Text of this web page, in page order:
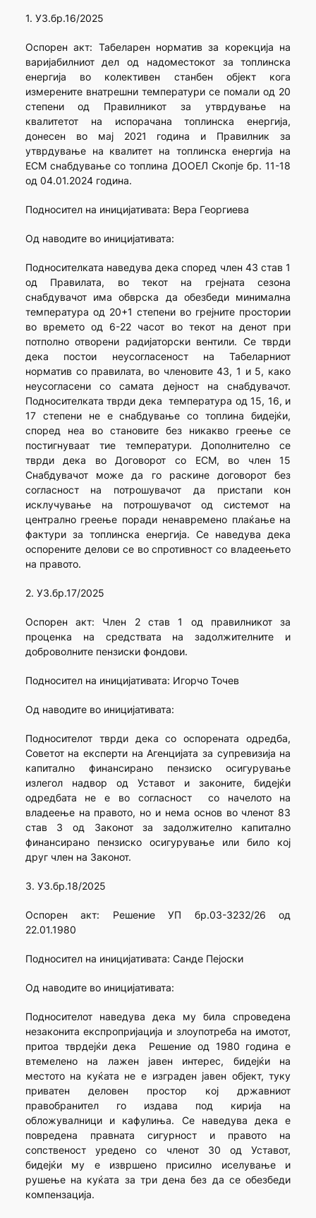
1. УЗ.бр.16/2025
Оспорен акт: Табеларен норматив за корекција на
варијабилниот дел од надоместокот за топлинска
енергија во колективен станбен објект кога
измерените внатрешни температури се помали од 20
степени од Правилникот за утврдување на
квалитетот на испорачана топлинска енергија,
донесен во мај 2021 година и Правилник за
утврдување на квалитет на топлинска енергија на
ЕСМ снабдување со топлина ДООЕЛ Скопје бр. 11-18
од 04.01.2024 година.
Подносител на иницијативата: Вера Георгиева
Од наводите во иницијативата:
Подносителката наведува дека според член 43 став 1
од Правилата, во текот на грејната сезона
снабдувачот има обврска да обезбеди минимална
температура од 20+1 степени во грејните простории
во времето од 6-22 часот во текот на денот при
потполно отворени радијаторски вентили. Се тврди
дека постои неусогласеност на Табеларниот
норматив со правилата, во членовите 43, 1 и 5, како
неусогласени со самата дејност на снабдувачот.
Подносителката тврди дека температура од 15, 16, и
17 степени не е снабдување со топлина бидејќи,
според неа во становите без никакво греење се
постигнуваат тие температури. Дополнително се
тврди дека во Договорот со ЕСМ, во член 15
Снабдувачот може да го раскине договорот без
согласност на потрошувачот да пристапи кон
исклучување на потрошувачот од системот на
централно греење поради ненавремено плаќање на
фактури за топлинска енергија. Се наведува дека
оспорените делови се во спротивност со владеењето
на правото.
2. УЗ.бр.17/2025
Оспорен акт: Член 2 став 1 од правилникот за
проценка на средствата на задолжителните и
доброволните пензиски фондови.
Подносител на иницијативата: Игорчо Точев
Од наводите во иницијативата:
Подносителот тврди дека со оспорената одредба,
Советот на експерти на Агенцијата за супревизија на
капитално финансирано пензиско осигурување
излегол надвор од Уставот и законите, бидејќи
одредбата не е во согласност со начелото на
владеење на правото, но и нема основ во членот 83
став 3 од Законот за задолжително капитално
финансирано пензиско осигурување или било кој
друг член на Законот.
3. УЗ.бр.18/2025
Оспорен акт: Решение УП бр.03-3232/26 од
22.01.1980
Подносител на иницијативата: Санде Пејоски
Од наводите во иницијативата:
Подносителот наведува дека му била спроведена
незаконита експропријација и злоупотреба на имотот,
притоа тврдејќи дека Решение од 1980 година е
втемелено на лажен јавен интерес, бидејќи на
местото на куќата не е изграден јавен објект, туку
приватен деловен простор кој државниот
правобранител го издава под кирија на
обложувалници и кафулиња. Се наведува дека е
повредена правната сигурност и правото на
сопственост уредено со членот 30 од Уставот,
бидејќи му е извршено присилно иселување и
рушење на куќата за три дена без да се обезбеди
компензација.